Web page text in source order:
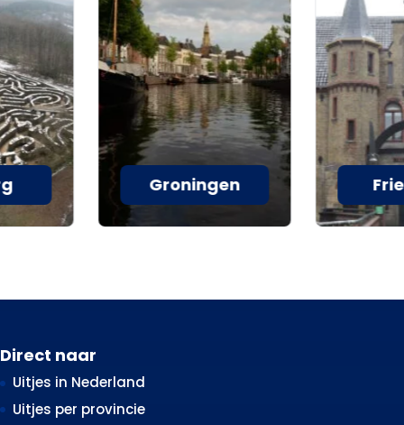
Groningen
Direct naar
Uitjes in Nederland
Uitjes per provincie